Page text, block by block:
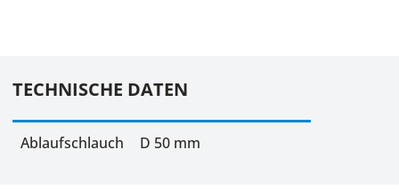
TECHNISCHE DATEN
Ablaufschlauch D 50 mm